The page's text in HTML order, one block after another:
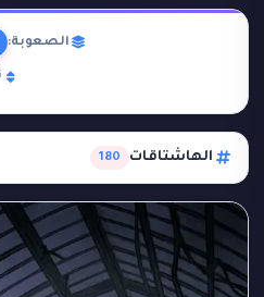
الصعوبة:
الهاشتاقات 180